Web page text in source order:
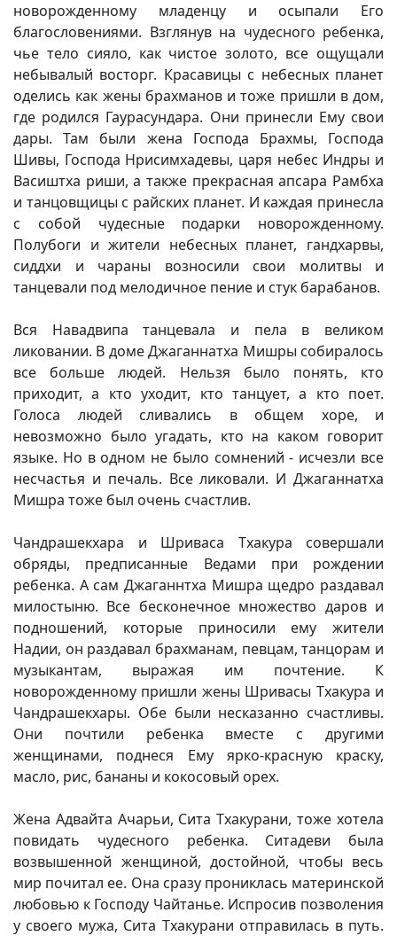
новорожденному младенцу и осыпали Его
благословениями. Взглянув на чудесного ребенка,
чье тело сияло, как чистое золото, все ощущали
небывалый восторг. Красавицы с небесных планет
оделись как жены брахманов и тоже пришли в дом,
где родился Гаурасундара. Они принесли Ему свои
дары. Там были жена Господа Брахмы, Господа
Шивы, Господа Нрисимхадевы, царя небес Индры и
Васиштха риши, а также прекрасная апсара Рамбха
и танцовщицы с райских планет. И каждая принесла
с собой чудесные подарки новорожденному.
Полубоги и жители небесных планет, гандхарвы,
сиддхи и чараны возносили свои молитвы и
танцевали под мелодичное пение и стук барабанов.
Вся Навадвипа танцевала и пела в великом
ликовании. В доме Джаганнатха Мишры собиралось
все больше людей. Нельзя было понять, кто
приходит, а кто уходит, кто танцует, а кто поет.
Голоса людей сливались в общем хоре, и
невозможно было угадать, кто на каком говорит
языке. Но в одном не было сомнений - исчезли все
несчастья и печаль. Все ликовали. И Джаганнатха
Мишра тоже был очень счастлив.
Чандрашекхара и Шриваса Тхакура совершали
обряды, предписанные Ведами при рождении
ребенка. А сам Джаганнтха Мишра щедро раздавал
милостыню. Все бесконечное множество даров и
подношений, которые приносили ему жители
Надии, он раздавал брахманам, певцам, танцорам и
музыкантам, выражая им почтение. К
новорожденному пришли жены Шривасы Тхакура и
Чандрашекхары. Обе были несказанно счастливы.
Они почтили ребенка вместе с другими
женщинами, поднеся Ему ярко-красную краску,
масло, рис, бананы и кокосовый орех.
Жена Адвайта Ачарьи, Сита Тхакурани, тоже хотела
повидать чудесного ребенка. Ситадеви была
возвышенной женщиной, достойной, чтобы весь
мир почитал ее. Она сразу прониклась материнской
любовью к Господу Чайтанье. Испросив позволения
у своего мужа, Сита Тхакурани отправилась в путь.